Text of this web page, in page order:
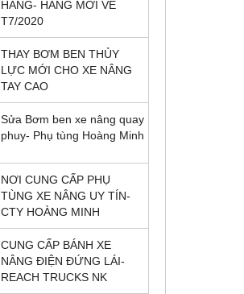
HÃNG- HÀNG MỚI VỀ
T7/2020
THAY BƠM BEN THỦY
LỰC MỚI CHO XE NÂNG
TAY CAO
Sửa Bơm ben xe nâng quay
phuy- Phụ tùng Hoàng Minh
NƠI CUNG CẤP PHỤ
TÙNG XE NÂNG UY TÍN-
CTY HOÀNG MINH
CUNG CẤP BÁNH XE
NÂNG ĐIỆN ĐỨNG LÁI-
REACH TRUCKS NK